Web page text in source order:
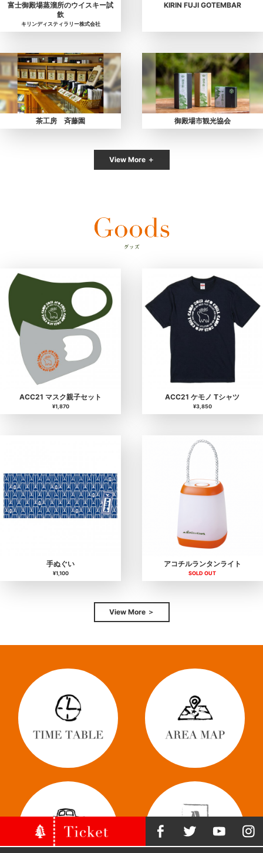
富士御殿場蒸溜所のウイスキー試
飲
キリンディスティラリー株式会社
KIRIN FUJI GOTEMBAR
茶工房 斉藤園 御殿場市観光協会
View More ＋
ACC21 マスク親子セット
¥1,870
ACC21 ケモノ Tシャツ
¥3,850
手ぬぐい
¥1,100
アコチルランタンライト
SOLD OUT
View More ＞